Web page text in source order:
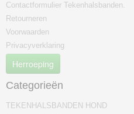
Contactformulier Tekenhalsbanden.
Retourneren
Voorwaarden
Privacyverklaring
Herroeping
Categorieën
TEKENHALSBANDEN HOND